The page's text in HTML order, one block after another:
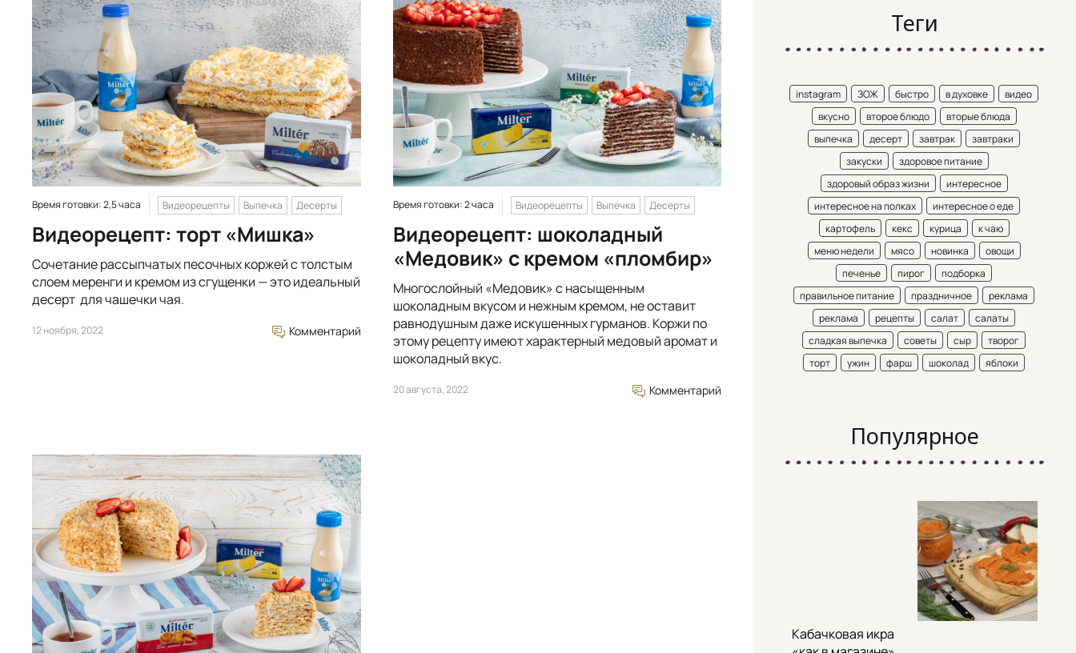
Время готовки: 2,5 часа Видеорецепты Выпечка Десерты
Видеорецепт: торт «Мишка»
Сочетание рассыпчатых песочных коржей с толстым
слоем меренги и кремом из сгущенки — это идеальный
десерт для чашечки чая.
12 ноября, 2022 Комментарий
Время готовки: 2 часа Видеорецепты Выпечка Десерты
Видеорецепт: шоколадный
«Медовик» с кремом «пломбир»
Многослойный «Медовик» с насыщенным
шоколадным вкусом и нежным кремом, не оставит
равнодушным даже искушенных гурманов. Коржи по
этому рецепту имеют характерный медовый аромат и
шоколадный вкус.
20 августа, 2022 Комментарий
Теги
instagram ЗОЖ быстро в духовке
видео
вкусно
второе блюдо
вторые блюда
выпечка
десерт завтрак
завтраки
закуски
здоровое питание
здоровый образ жизни
интересное
интересное на полках
интересное о еде
картофель
кекс курица
к чаю
меню недели
мясо новинка
овощи
печенье
пирог
подборка
правильное питание
праздничное
реклама
реклама
рецепты салат
салаты
сладкая выпечка
советы сыр
творог
торт
ужин фарш шоколад яблоки
Популярное
Кабачковая икра